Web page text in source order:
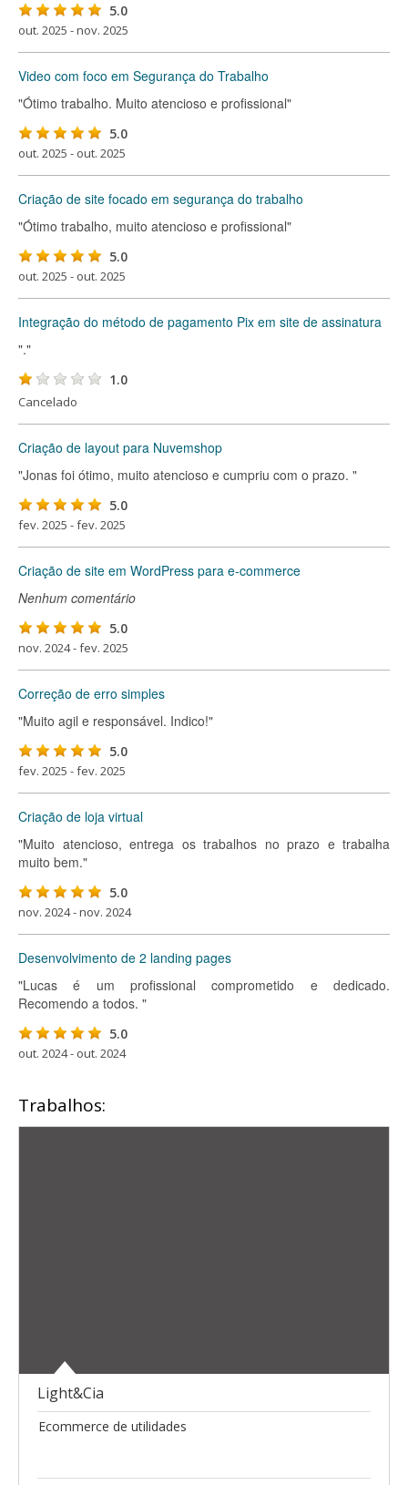
5.0
out. 2025 - nov. 2025
Video com foco em Segurança do Trabalho
"Ótimo trabalho. Muito atencioso e profissional"
5.0
out. 2025 - out. 2025
Criação de site focado em segurança do trabalho
"Ótimo trabalho, muito atencioso e profissional"
5.0
out. 2025 - out. 2025
Integração do método de pagamento Pix em site de assinatura
"."
1.0
Cancelado
Criação de layout para Nuvemshop
"Jonas foi ótimo, muito atencioso e cumpriu com o prazo. "
5.0
fev. 2025 - fev. 2025
Criação de site em WordPress para e-commerce
Nenhum comentário
5.0
nov. 2024 - fev. 2025
Correção de erro simples
"Muito agil e responsável. Indico!"
5.0
fev. 2025 - fev. 2025
Criação de loja virtual
"Muito atencioso, entrega os trabalhos no prazo e trabalha
muito bem."
5.0
nov. 2024 - nov. 2024
Desenvolvimento de 2 landing pages
"Lucas é um profissional comprometido e dedicado.
Recomendo a todos. "
5.0
out. 2024 - out. 2024
Trabalhos:
Light&Cia
Ecommerce de utilidades